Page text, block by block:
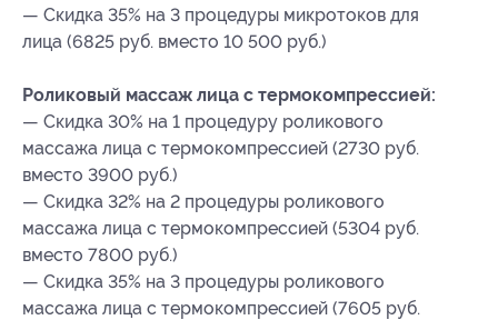
— Скидка 35% на 3 процедуры микротоков для
лица (6825 руб. вместо 10 500 руб.)
Роликовый массаж лица с термокомпрессией:
— Скидка 30% на 1 процедуру роликового
массажа лица с термокомпрессией (2730 руб.
вместо 3900 руб.)
— Скидка 32% на 2 процедуры роликового
массажа лица с термокомпрессией (5304 руб.
вместо 7800 руб.)
— Скидка 35% на 3 процедуры роликового
массажа лица с термокомпрессией (7605 руб.